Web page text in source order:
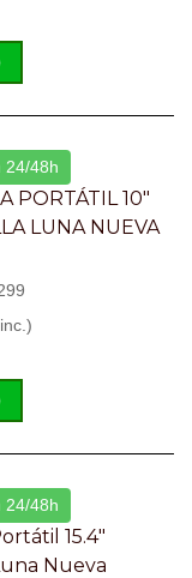
24/48h
PORTÁTIL 10"
LUNA NUEVA
24/48h
15.4"
Nueva